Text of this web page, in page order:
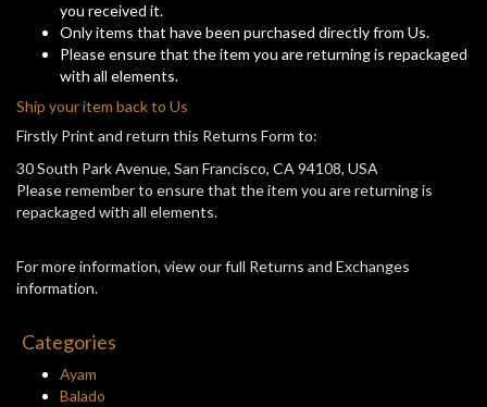
you received it.
Only items that have been purchased directly from Us.
Please ensure that the item you are returning is repackaged
with all elements.
Ship your item back to Us
Firstly Print and return this Returns Form to:
30 South Park Avenue, San Francisco, CA 94108, USA
Please remember to ensure that the item you are returning is
repackaged with all elements.
For more information, view our full Returns and Exchanges
information.
Categories
Ayam
Balado